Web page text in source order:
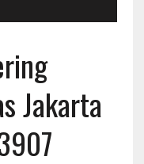
Jakarta